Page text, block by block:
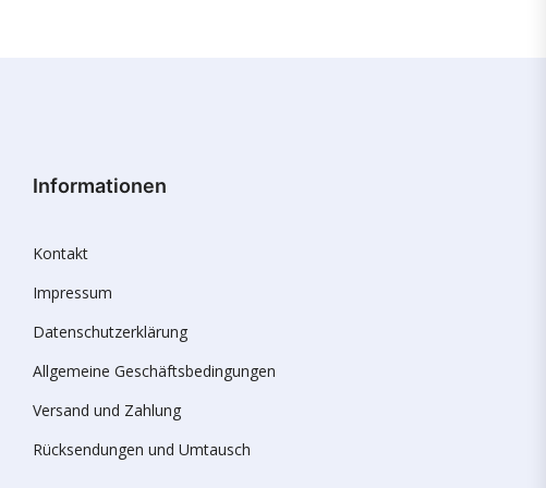
Informationen
Kontakt
Impressum
Datenschutzerklärung
Allgemeine Geschäftsbedingungen
Versand und Zahlung
Rücksendungen und Umtausch